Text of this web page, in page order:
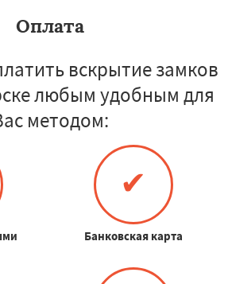
Оплата
вскрытие замков
любым удобным для
методом:
✔
Банковская карта